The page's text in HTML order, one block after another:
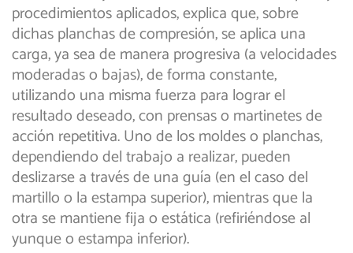
procedimientos aplicados, explica que, sobre
dichas planchas de compresión, se aplica una
carga, ya sea de manera progresiva (a velocidades
moderadas o bajas), de forma constante,
utilizando una misma fuerza para lograr el
resultado deseado, con prensas o martinetes de
acción repetitiva. Uno de los moldes o planchas,
dependiendo del trabajo a realizar, pueden
deslizarse a través de una guía (en el caso del
martillo o la estampa superior), mientras que la
otra se mantiene fija o estática (refiriéndose al
yunque o estampa inferior).